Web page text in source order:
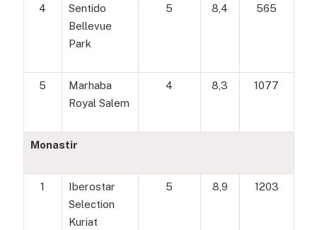
4
Sentido
Bellevue
Park
5 8,4 565
5
Marhaba
Royal Salem
4 8,3 1077
Monastir
1
Iberostar
Selection
Kuriat
5 8,9 1203